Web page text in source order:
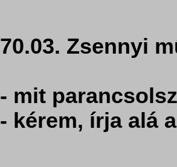
70.03. Zsennyi
- mit
- kérem, írja alá